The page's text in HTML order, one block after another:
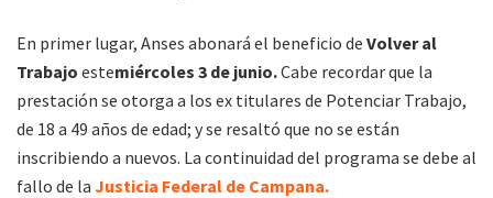
En primer lugar, Anses abonará el beneficio de Volver al
Trabajo estemiércoles 3 de junio.Cabe recordar que la
prestación se otorga a los ex titulares de Potenciar Trabajo,
de 18 a 49 años de edad; y se resaltó que no se están
inscribiendo a nuevos. La continuidad del programa se debe al
fallo de la Justicia Federal de Campana.